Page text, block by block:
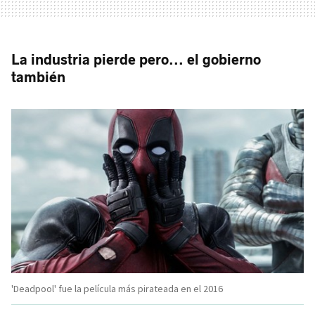
La industria pierde pero... el gobierno
también
'Deadpool' fue la película más pirateada en el 2016